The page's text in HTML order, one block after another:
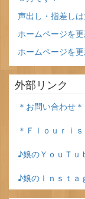
声出し・指差しは
ホームページを
ホームページを更
外部リンク
＊お問い合わせ
＊Ｆｌｏｕｒｉ
♪娘のＹｏｕＴｕ
♪娘のＩｎｓｔａ